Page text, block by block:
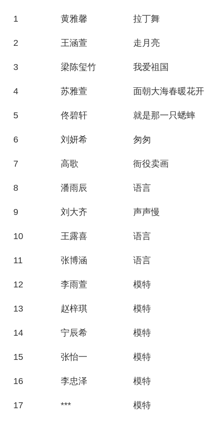
1 黄雅馨 拉丁舞
2 王涵萱 走月亮
3 梁陈玺竹 我爱祖国
4 苏雅萱 面朝大海春暖花开
5 佟碧轩 就是那一只蟋蟀
6 刘妍希 匆匆
7 高歌 衙役卖画
8 潘雨辰 语言
9 刘大齐 声声慢
10 王露喜 语言
11 张博涵 语言
12 李雨萱 模特
13 赵梓琪 模特
14 宁辰希 模特
15 张怡一 模特
16 李忠泽 模特
17 *** 模特